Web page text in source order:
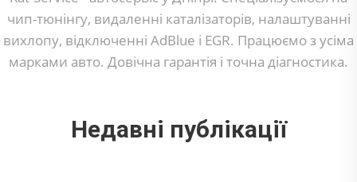
чип-тюнінгу, видаленні каталізаторів, налаштуванні
вихлопу, відключенні AdBlue і EGR. Працюємо з усіма
марками авто. Довічна гарантія і точна діагностика.
Недавні публікації